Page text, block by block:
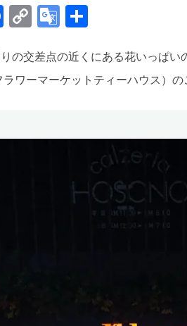
Facebook
CopyGoogle
共
の交差点の近くにある花いっぱい
ワーマーケットティーハウス）の